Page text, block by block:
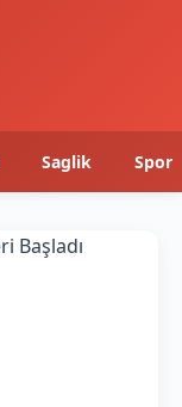
Saglik Spor